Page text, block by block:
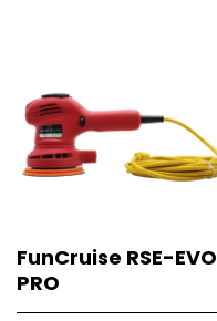
FunCruise RSE-EVO
PRO